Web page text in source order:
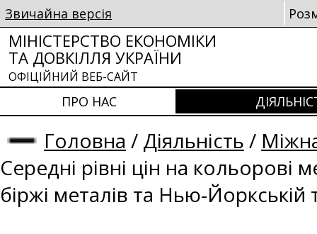
Звичайна версія
МІНІСТЕРСТВО ЕКОНОМІКИ
ТА ДОВКІЛЛЯ УКРАЇНИ
ОФІЦІЙНИЙ ВЕБ-САЙТ
ПРО НАС
Головна / Діяльність /
Середні рівні цін на кольорові
біржі металів та Нью-Йоркській